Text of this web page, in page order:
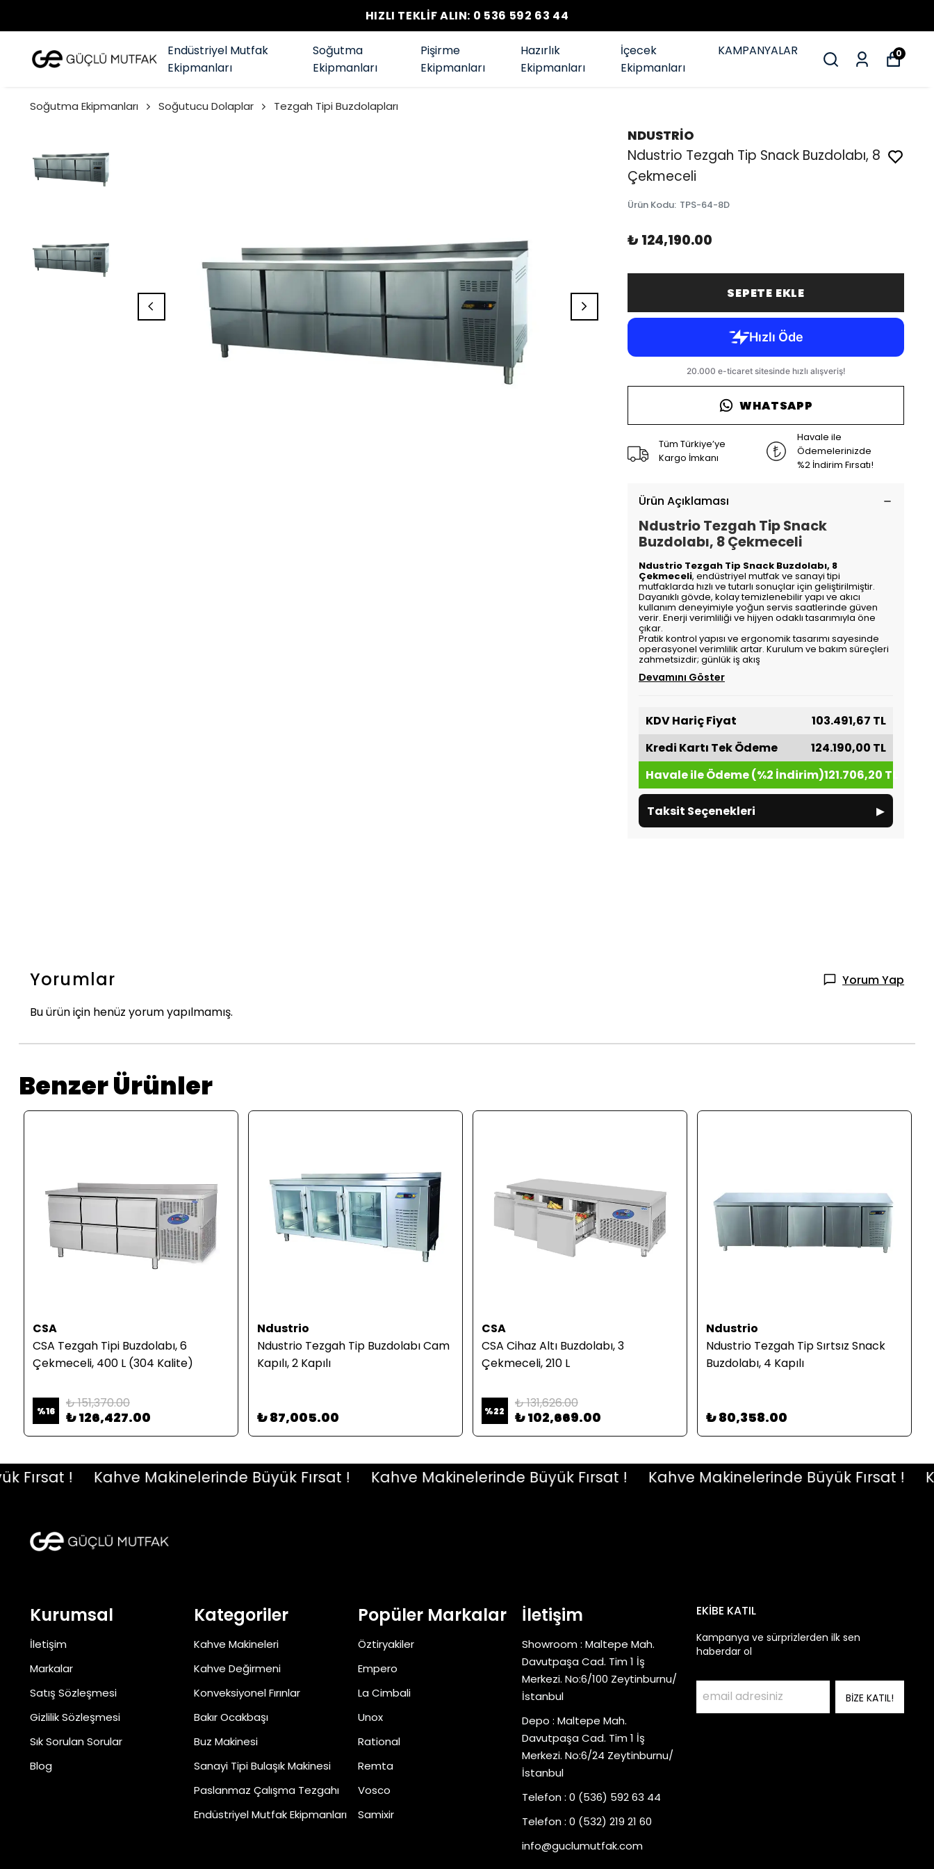
HIZLI TEKLİF ALIN: 0 536 592 63 44
Endüstriyel Mutfak
Ekipmanları
Soğutma
Ekipmanları
Pişirme
Ekipmanları
Hazırlık
Ekipmanları
İçecek
Ekipmanları
KAMPANYALAR 0
Soğutma Ekipmanları Soğutucu Dolaplar Tezgah Tipi Buzdolapları
NDUSTRİO
Ndustrio Tezgah Tip Snack Buzdolabı, 8
Çekmeceli
Ürün Kodu: TPS-64-8D
₺ 124,190.00
SEPETE EKLE
WHATSAPP
Tüm Türkiye’ye
Kargo İmkanı
Havale ile
Ödemelerinizde
%2 İndirim Fırsatı!
Ürün Açıklaması
Ndustrio Tezgah Tip Snack
Buzdolabı, 8 Çekmeceli
Ndustrio Tezgah Tip Snack Buzdolabı, 8
Çekmeceli, endüstriyel mutfak ve sanayi tipi
mutfaklarda hızlı ve tutarlı sonuçlar için geliştirilmiştir.
Dayanıklı gövde, kolay temizlenebilir yapı ve akıcı
kullanım deneyimiyle yoğun servis saatlerinde güven
verir. Enerji verimliliği ve hijyen odaklı tasarımıyla öne
çıkar.
Pratik kontrol yapısı ve ergonomik tasarımı sayesinde
operasyonel verimlilik artar. Kurulum ve bakım süreçleri
zahmetsizdir; günlük iş akış
Devamını Göster
KDV Hariç Fiyat
103.491,67 TL
Kredi Kartı Tek Ödeme
124.190,00 TL
Havale ile Ödeme (%2 İndirim)121.706,20 TL
Taksit Seçenekleri ▸
Yorumlar Yorum Yap
Bu ürün için henüz yorum yapılmamış.
Benzer Ürünler
CSA
CSA Tezgah Tipi Buzdolabı, 6
Çekmeceli, 400 L (304 Kalite)
%16 ₺ 151,370.00
₺ 126,427.00
Ndustrio
Ndustrio Tezgah Tip Buzdolabı Cam
Kapılı, 2 Kapılı
₺ 87,005.00
CSA
CSA Cihaz Altı Buzdolabı, 3
Çekmeceli, 210 L
%22 ₺ 131,626.00
₺ 102,669.00
Ndustrio
Ndustrio Tezgah Tip Sırtsız Snack
Buzdolabı, 4 Kapılı
₺ 80,358.00
! Kahve Makinelerinde Büyük Fırsat ! Kahve Makinelerinde Büyük Fırsat ! Kahve Makinelerinde Büyük Fırsat !
Kurumsal
İletişim
Markalar
Satış Sözleşmesi
Gizlilik Sözleşmesi
Sık Sorulan Sorular
Blog
Kategoriler
Kahve Makineleri
Kahve Değirmeni
Konveksiyonel Fırınlar
Bakır Ocakbaşı
Buz Makinesi
Sanayi Tipi Bulaşık Makinesi
Paslanmaz Çalışma Tezgahı
Endüstriyel Mutfak Ekipmanları
Popüler Markalar
Öztiryakiler
Empero
La Cimbali
Unox
Rational
Remta
Vosco
Samixir
İletişim
Showroom : Maltepe Mah.
Davutpaşa Cad. Tim 1 İş
Merkezi. No:6/100 Zeytinburnu/
İstanbul
Depo : Maltepe Mah.
Davutpaşa Cad. Tim 1 İş
Merkezi. No:6/24 Zeytinburnu/
İstanbul
Telefon : 0 (536) 592 63 44
Telefon : 0 (532) 219 21 60
info@guclumutfak.com
EKİBE KATIL
Kampanya ve sürprizlerden ilk sen
haberdar ol
BİZE KATIL!